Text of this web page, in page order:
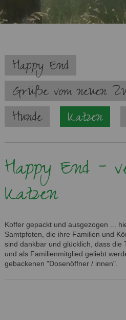
Navigation
überspringen
Happy End
Grüße vom neuen
Hunde
Katzen
Happy End -
Katzen
Koffer gepackt und ausgezogen ...
Samtpfoten, die ihre Familien und
sind dankbar und glücklich, dass die
und als Familienmitglied geliebt
gebackenen "Dosenöffner / innen".